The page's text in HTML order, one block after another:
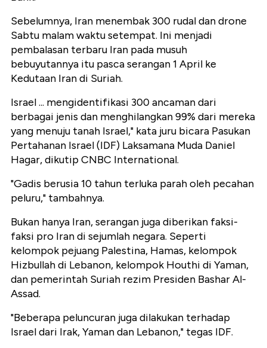
Sebelumnya, Iran menembak 300 rudal dan drone
Sabtu malam waktu setempat. Ini menjadi
pembalasan terbaru Iran pada musuh
bebuyutannya itu pasca serangan 1 April ke
Kedutaan Iran di Suriah.
Israel ... mengidentifikasi 300 ancaman dari
berbagai jenis dan menghilangkan 99% dari mereka
yang menuju tanah Israel," kata juru bicara Pasukan
Pertahanan Israel (IDF) Laksamana Muda Daniel
Hagar, dikutip CNBC International.
"Gadis berusia 10 tahun terluka parah oleh pecahan
peluru," tambahnya.
Bukan hanya Iran, serangan juga diberikan faksi-
faksi pro Iran di sejumlah negara. Seperti
kelompok pejuang Palestina, Hamas, kelompok
Hizbullah di Lebanon, kelompok Houthi di Yaman,
dan pemerintah Suriah rezim Presiden Bashar Al-
Assad.
"Beberapa peluncuran juga dilakukan terhadap
Israel dari Irak, Yaman dan Lebanon," tegas IDF.